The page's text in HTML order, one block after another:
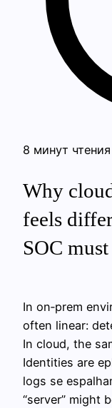
8 минут чтения
Why
feels
SOC
In on‑prem
often linear:
In cloud, the
Identities are
logs se
“server” might